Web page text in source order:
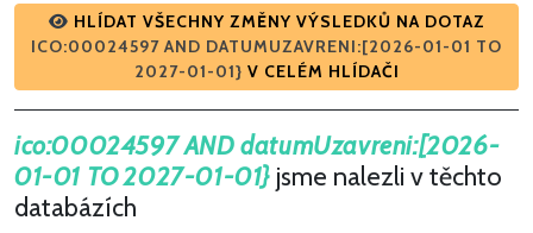
HLÍDAT VŠECHNY ZMĚNY VÝSLEDKŮ NA DOTAZ
ICO:00024597 AND DATUMUZAVRENI:[2026-01-01 TO
2027-01-01} V CELÉM HLÍDAČI
ico:00024597 AND datumUzavreni:[2026-
01-01 TO 2027-01-01} jsme nalezli v těchto
databázích